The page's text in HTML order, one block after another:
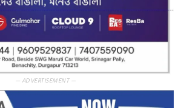
— ADVERTISEMENT —